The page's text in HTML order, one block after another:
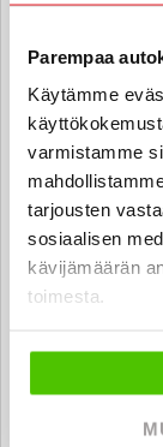
Parempaa
Käytämme
varmistamme
tarjousten
sosiaalisen
kävijämäärän
toimesta.